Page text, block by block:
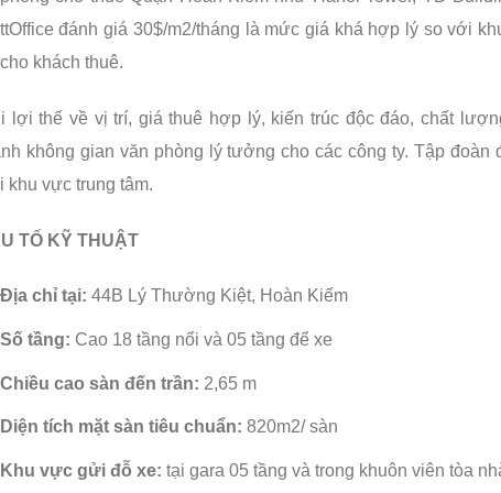
ttOffice đánh giá 30$/m2/tháng là mức giá khá hợp lý so với
cho khách thuê.
lợi thế về vị trí, giá thuê hợp lý, kiến trúc độc đáo, chất
không gian văn phòng lý tưởng cho các công ty. Tập đoàn
khu vực trung tâm.
TỐ KỸ THUẬT
Địa chỉ tại: 44B Lý Thường Kiệt, Hoàn Kiếm
Số tầng: Cao 18 tầng nổi và 05 tầng để xe
Chiều cao sàn đến trần: 2,65 m
Diện tích mặt sàn tiêu chuẩn: 820m2/ sàn
Khu vực gửi đỗ xe: tại gara 05 tầng và trong khuôn viên tòa